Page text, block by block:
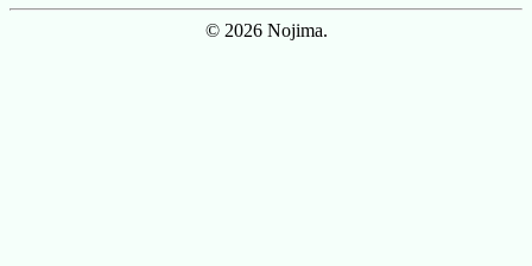
© 2026 Nojima.